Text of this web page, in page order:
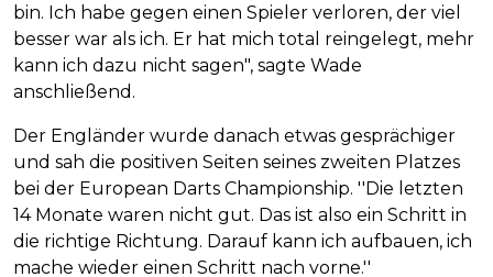
bin. Ich habe gegen einen Spieler verloren, der viel
besser war als ich. Er hat mich total reingelegt, mehr
kann ich dazu nicht sagen", sagte Wade
anschließend.
Der Engländer wurde danach etwas gesprächiger
und sah die positiven Seiten seines zweiten Platzes
bei der European Darts Championship. ''Die letzten
14 Monate waren nicht gut. Das ist also ein Schritt in
die richtige Richtung. Darauf kann ich aufbauen, ich
mache wieder einen Schritt nach vorne.''